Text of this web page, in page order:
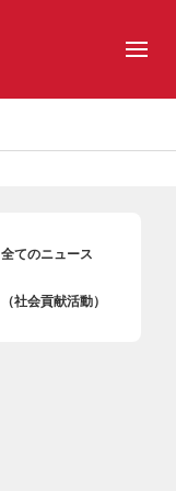
全てのニュース
（社会貢献活動）